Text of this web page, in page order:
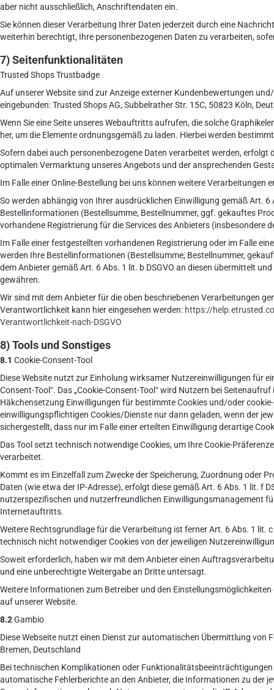
aber nicht ausschließlich, Anschriftendaten ein.
Sie können dieser Verarbeitung Ihrer Daten jederzeit durch eine
weiterhin berechtigt, Ihre personenbezogenen Daten zu verarbeiten,
7) Seitenfunktionalitäten
Trusted Shops Trustbadge
Auf unserer Website sind zur Anzeige externer Kundenbewertungen
eingebunden: Trusted Shops AG, Subbelrather Str. 15C, 50823 Köln,
Wenn Sie eine Seite unseres Webauftritts aufrufen, die solche
her, um die Elemente ordnungsgemäß zu laden. Hierbei werden
Sofern dabei auch personenbezogene Daten verarbeitet werden,
optimalen Vermarktung unseres Angebots und der ansprechenden
Im Falle einer Online-Bestellung bei uns können weitere Verarbeitungen
So werden abhängig von Ihrer ausdrücklichen Einwilligung gemäß Art.
Bestellinformationen (Bestellsumme, Bestellnummer, ggf. gekauftes
vorhandene Registrierung für die Services des Anbieters
Im Falle einer festgestellten vorhandenen Registrierung oder im Falle
werden Ihre Bestellinformationen (Bestellsumme, Bestellnummer,
dem Anbieter gemäß Art. 6 Abs. 1 lit. b DSGVO an diesen übermittelt
gewähren.
Wir sind mit dem Anbieter für die oben beschriebenen Verarbeitungen
Verantwortlichkeit kann hier eingesehen werden: https://
Verantwortlichkeit-nach-DSGVO
8) Tools und Sonstiges
8.1 Cookie-Consent-Tool
Diese Website nutzt zur Einholung wirksamer Nutzereinwilligungen für
Consent-Tool“. Das „Cookie-Consent-Tool“ wird Nutzern bei
Häkchensetzung Einwilligungen für bestimmte Cookies und/oder
einwilligungspflichtigen Cookies/Dienste nur dann geladen, wenn der
sichergestellt, dass nur im Falle einer erteilten Einwilligung derartige
Das Tool setzt technisch notwendige Cookies, um Ihre Cookie-
verarbeitet.
Kommt es im Einzelfall zum Zwecke der Speicherung, Zuordnung oder
Daten (wie etwa der IP-Adresse), erfolgt diese gemäß Art. 6 Abs. 1 lit. f
nutzerspezifischen und nutzerfreundlichen Einwilligungsmanagement
Internetauftritts.
Weitere Rechtsgrundlage für die Verarbeitung ist ferner Art. 6 Abs. 1 lit.
technisch nicht notwendiger Cookies von der jeweiligen
Soweit erforderlich, haben wir mit dem Anbieter einen
und eine unberechtigte Weitergabe an Dritte untersagt.
Weitere Informationen zum Betreiber und den
auf unserer Website.
8.2Gambio
Diese Webseite nutzt einen Dienst zur automatischen Übermittlung von
Bremen, Deutschland
Bei technischen Komplikationen oder
automatische Fehlerberichte an den Anbieter, die Informationen zu der